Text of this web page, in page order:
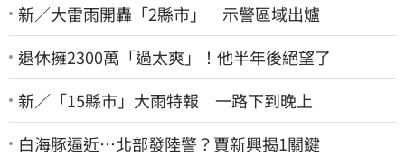
新／大雷雨開轟「2縣市」 示警區域出爐
退休擁2300萬「過太爽」！他半年後絕望了
新／「15縣市」大雨特報 一路下到晚上
白海豚逼近…北部發陸警？賈新興揭1關鍵